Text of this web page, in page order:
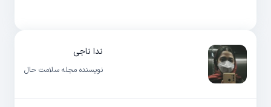
ندا ناجی
نویسنده مجله سلامت حال